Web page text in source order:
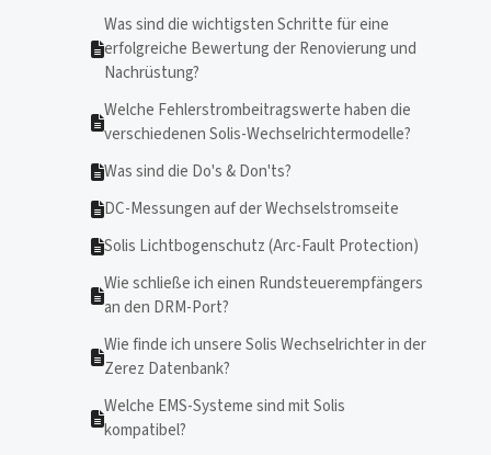
Was sind die wichtigsten Schritte für eine
erfolgreiche Bewertung der Renovierung und
Nachrüstung?
Welche Fehlerstrombeitragswerte haben die
verschiedenen Solis-Wechselrichtermodelle?
Was sind die Do's & Don'ts?
DC-Messungen auf der Wechselstromseite
Solis Lichtbogenschutz (Arc-Fault Protection)
Wie schließe ich einen Rundsteuerempfängers
an den DRM-Port?
Wie finde ich unsere Solis Wechselrichter in der
Zerez Datenbank?
Welche EMS-Systeme sind mit Solis
kompatibel?